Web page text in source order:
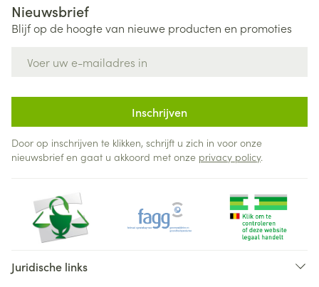
Nieuwsbrief
Blijf op de hoogte van nieuwe producten en promoties
Inschrijven
Door op inschrijven te klikken, schrijft u zich in voor onze
nieuwsbrief en gaat u akkoord met onze privacy policy.
Juridische links